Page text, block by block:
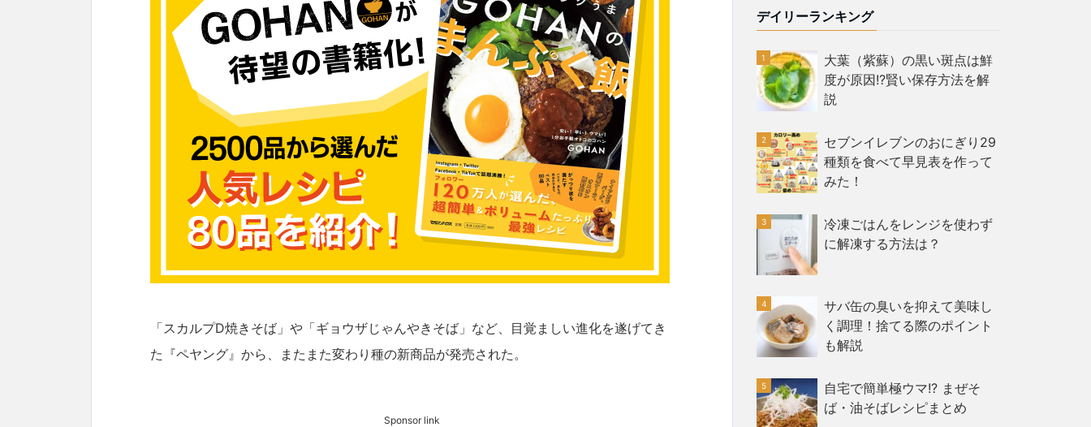
「スカルプD焼きそば」や「ギョウザじゃんやきそば」など、目覚ましい進化を遂げてき
た『ペヤング』から、またまた変わり種の新商品が発売された。
Sponsor link
デイリーランキング
大葉（紫蘇）の黒い斑点は鮮
度が原因!?賢い保存方法を解
説
セブンイレブンのおにぎり29
種類を食べて早見表を作って
みた！
冷凍ごはんをレンジを使わず
に解凍する方法は？
サバ缶の臭いを抑えて美味し
く調理！捨てる際のポイント
も解説
自宅で簡単極ウマ!? まぜそ
ば・油そばレシピまとめ